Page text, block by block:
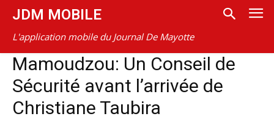
JDM MOBILE
L'application mobile du Journal De Mayotte
Mamoudzou: Un Conseil de
Sécurité avant l’arrivée de
Christiane Taubira